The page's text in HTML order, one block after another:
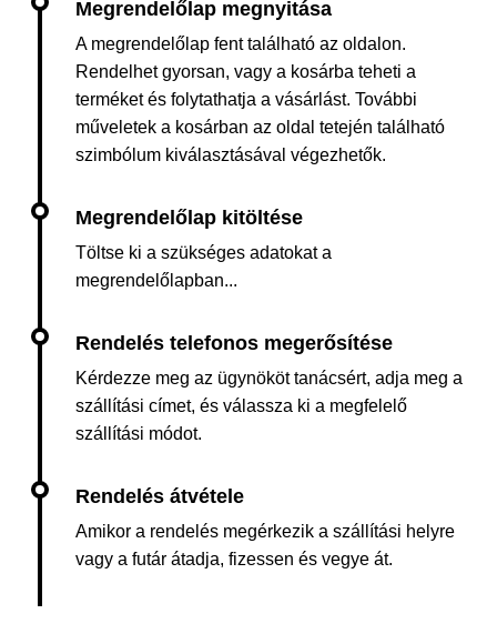
A megrendelőlap fent található az oldalon.
Rendelhet gyorsan, vagy a kosárba teheti a
terméket és folytathatja a vásárlást. További
műveletek a kosárban az oldal tetején található
szimbólum kiválasztásával végezhetők.
Töltse ki a szükséges adatokat a
megrendelőlapban...
Kérdezze meg az ügynököt tanácsért, adja meg a
szállítási címet, és válassza ki a megfelelő
szállítási módot.
Amikor a rendelés megérkezik a szállítási helyre
vagy a futár átadja, fizessen és vegye át.